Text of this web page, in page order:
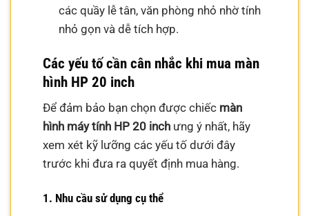
các quầy lễ tân, văn phòng nhỏ nhờ tính
nhỏ gọn và dễ tích hợp.
Các yếu tố cần cân nhắc khi mua màn
hình HP 20 inch
Để đảm bảo bạn chọn được chiếc màn
hình máy tính HP 20 inch ưng ý nhất, hãy
xem xét kỹ lưỡng các yếu tố dưới đây
trước khi đưa ra quyết định mua hàng.
1. Nhu cầu sử dụng cụ thể